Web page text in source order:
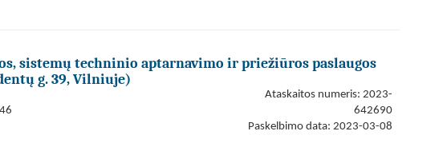
sistemų techninio aptarnavimo ir priežiūros paslaugos
g. 39, Vilniuje)
Ataskaitos numeris: 2023-
642690
Paskelbimo data: 2023-03-08